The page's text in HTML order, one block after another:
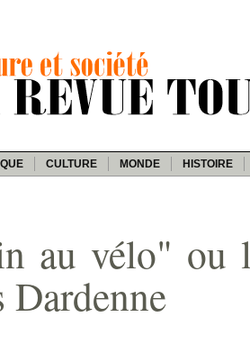
CULTURE MONDE HISTOIRE
au vélo" ou
Dardenne